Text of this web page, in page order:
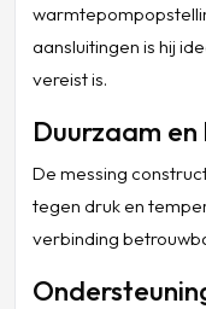
aansluitingen is hij
vereist is.
Duurzaam
De messing
tegen druk en
verbinding